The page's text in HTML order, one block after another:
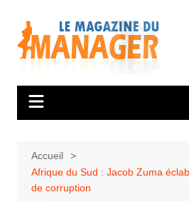
contenu
Accueil
Afrique du Sud : Jacob Zuma
de corruption